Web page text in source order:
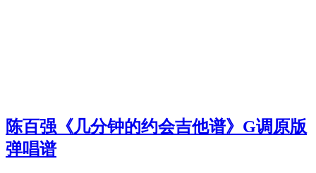
陈百强《几分钟的约会吉他谱》G调原版
弹唱谱